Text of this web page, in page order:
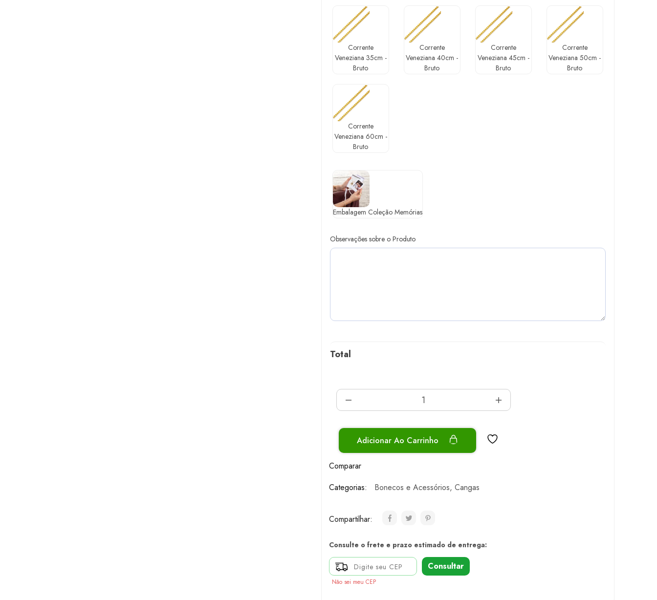
Corrente
Veneziana 35cm -
Bruto
Corrente
Veneziana 40cm -
Bruto
Corrente
Veneziana 45cm -
Bruto
Corrente
Veneziana 50cm -
Bruto
Corrente
Veneziana 60cm -
Bruto
Embalagem Coleção Memórias
Observações sobre o Produto
Total
Adicionar Ao Carrinho
Comparar
Categorias:
Bonecos e Acessórios, Cangas
Compartilhar:
Consulte o frete e prazo estimado de entrega:
Consultar
Não sei meu CEP